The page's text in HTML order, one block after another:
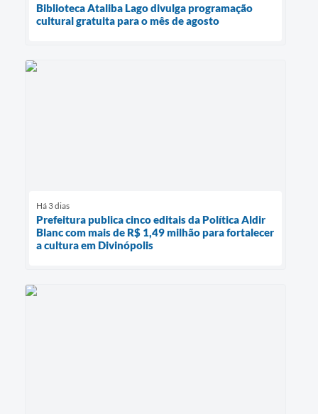
Biblioteca Ataliba Lago divulga programação
cultural gratuita para o mês de agosto
Há 3 dias
Prefeitura publica cinco editais da Política Aldir
Blanc com mais de R$ 1,49 milhão para fortalecer
a cultura em Divinópolis